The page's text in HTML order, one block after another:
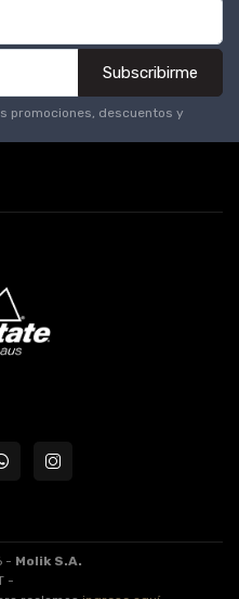
Subscribirme
promociones, descuentos y
- Molik S.A.
-